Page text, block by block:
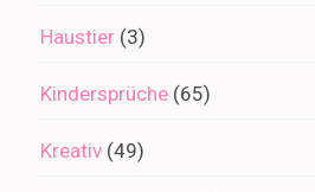
Haustier (3)
Kindersprüche (65)
Kreativ (49)